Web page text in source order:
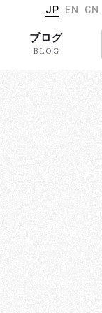
ブログ
BLOG
JP EN CN